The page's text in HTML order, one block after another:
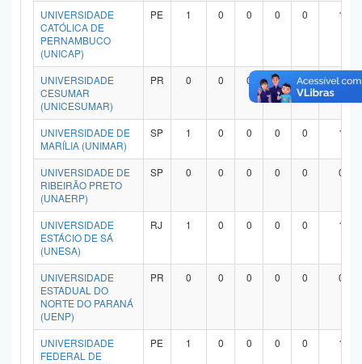
UNIVERSIDADE
CATÓLICA DE
PERNAMBUCO
(UNICAP)
PE 1 0 0 0 0 1
UNIVERSIDADE
CESUMAR
(UNICESUMAR)
PR 0 0 0 0 0 0
UNIVERSIDADE DE
MARÍLIA (UNIMAR)
SP 1 0 0 0 0 1
UNIVERSIDADE DE
RIBEIRÃO PRETO
(UNAERP)
SP 0 0 0 0 0 0
UNIVERSIDADE
ESTÁCIO DE SÁ
(UNESA)
RJ 1 0 0 0 0 1
UNIVERSIDADE
ESTADUAL DO
NORTE DO PARANÁ
(UENP)
PR 0 0 0 0 0 0
UNIVERSIDADE
FEDERAL DE
PE 1 0 0 0 0 1